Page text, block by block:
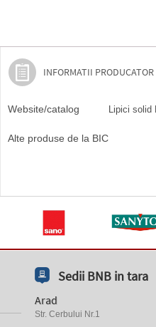
INFORMATII PRODUCATOR
Website/catalog
Alte produse de la BIC
Lipici solid
Sedii BNB in tara
Arad
Str. Cerbului Nr.1